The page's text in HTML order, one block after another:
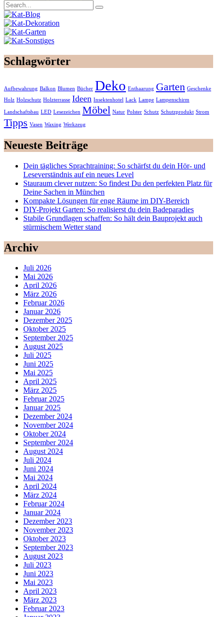
Schlagwörter
Aufbewahrung Balkon Blumen Bücher Deko Enthaarung Garten Geschenke
Holz Holzschutz Holzterrasse Ideen Insektenhotel Lack Lampe Lampenschirm
Landschaftsbau LED Lesezeichen Möbel Natur Polster Schutz Schutzprodukt Strom
Tipps Vasen Waxing Werkzeug
Neueste Beiträge
Dein tägliches Sprachtraining: So schärfst du dein Hör- und
Leseverständnis auf ein neues Level
Stauraum clever nutzen: So findest Du den perfekten Platz für
Deine Sachen in München
Kompakte Lösungen für enge Räume im DIY-Bereich
DIY-Projekt Garten: So realisierst du dein Badeparadies
Stabile Grundlagen schaffen: So hält dein Bauprojekt auch
stürmischem Wetter stand
Archiv
Juli 2026
Mai 2026
April 2026
März 2026
Februar 2026
Januar 2026
Dezember 2025
Oktober 2025
September 2025
August 2025
Juli 2025
Juni 2025
Mai 2025
April 2025
März 2025
Februar 2025
Januar 2025
Dezember 2024
November 2024
Oktober 2024
September 2024
August 2024
Juli 2024
Juni 2024
Mai 2024
April 2024
März 2024
Februar 2024
Januar 2024
Dezember 2023
November 2023
Oktober 2023
September 2023
August 2023
Juli 2023
Juni 2023
Mai 2023
April 2023
März 2023
Februar 2023